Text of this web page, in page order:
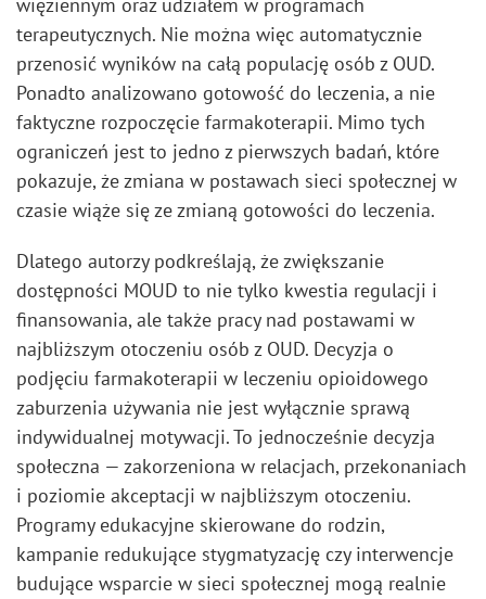
terapeutycznych. Nie można więc automatycznie
przenosić wyników na całą populację osób z OUD.
Ponadto analizowano gotowość do leczenia, a nie
faktyczne rozpoczęcie farmakoterapii. Mimo tych
ograniczeń jest to jedno z pierwszych badań, które
pokazuje, że zmiana w postawach sieci społecznej w
czasie wiąże się ze zmianą gotowości do leczenia.
Dlatego autorzy podkreślają, że zwiększanie
dostępności MOUD to nie tylko kwestia regulacji i
finansowania, ale także pracy nad postawami w
najbliższym otoczeniu osób z OUD. Decyzja o
podjęciu farmakoterapii w leczeniu opioidowego
zaburzenia używania nie jest wyłącznie sprawą
indywidualnej motywacji. To jednocześnie decyzja
społeczna — zakorzeniona w relacjach, przekonaniach
i poziomie akceptacji w najbliższym otoczeniu.
Programy edukacyjne skierowane do rodzin,
kampanie redukujące stygmatyzację czy interwencje
budujące wsparcie w sieci społecznej mogą realnie